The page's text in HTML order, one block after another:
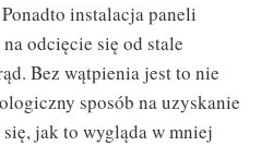
instalacja paneli
odcięcie się od stale
Bez wątpienia jest to nie
sposób na uzyskanie
jak to wygląda w mniej